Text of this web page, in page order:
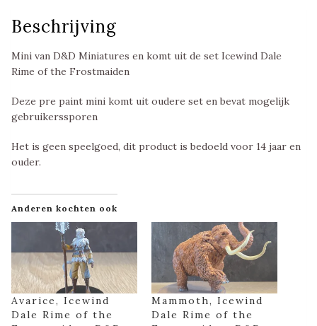
D&D
Miniatures
aantal
Beschrijving
Mini van D&D Miniatures en komt uit de set Icewind Dale
Rime of the Frostmaiden
Deze pre paint mini komt uit oudere set en bevat mogelijk
gebruikerssporen
Het is geen speelgoed, dit product is bedoeld voor 14 jaar en
ouder.
Anderen kochten ook
Avarice, Icewind
Dale Rime of the
Mammoth, Icewind
Dale Rime of the